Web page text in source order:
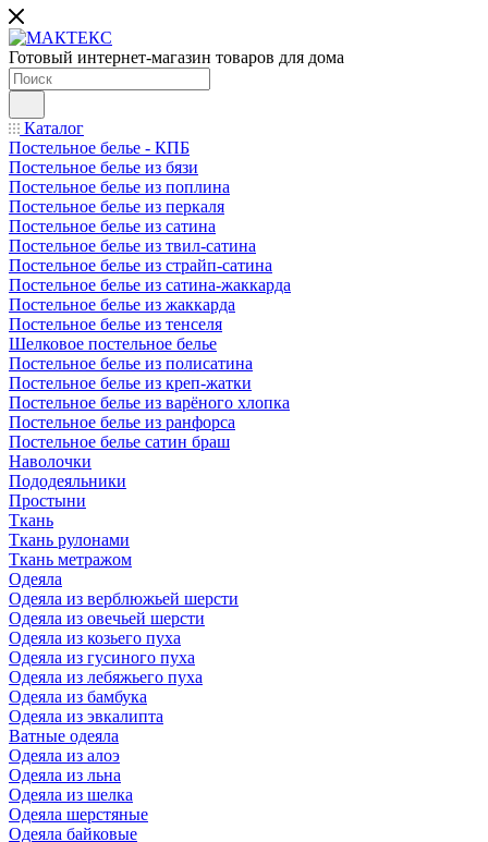
Готовый интернет-магазин товаров для дома
Каталог
Постельное белье - КПБ
Постельное белье из бязи
Постельное белье из поплина
Постельное белье из перкаля
Постельное белье из сатина
Постельное белье из твил-сатина
Постельное белье из страйп-сатина
Постельное белье из сатина-жаккарда
Постельное белье из жаккарда
Постельное белье из тенселя
Шелковое постельное белье
Постельное белье из полисатина
Постельное белье из креп-жатки
Постельное белье из варёного хлопка
Постельное белье из ранфорса
Постельное белье сатин браш
Наволочки
Пододеяльники
Простыни
Ткань
Ткань рулонами
Ткань метражом
Одеяла
Одеяла из верблюжьей шерсти
Одеяла из овечьей шерсти
Одеяла из козьего пуха
Одеяла из гусиного пуха
Одеяла из лебяжьего пуха
Одеяла из бамбука
Одеяла из эвкалипта
Ватные одеяла
Одеяла из алоэ
Одеяла из льна
Одеяла из шелка
Одеяла шерстяные
Одеяла байковые